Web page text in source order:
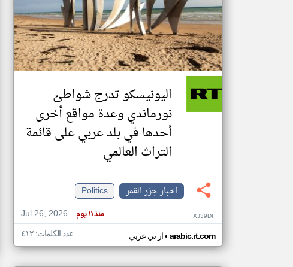
اليونيسكو تدرج شواطئ
نورماندي وعدة مواقع أخرى
أحدها في بلد عربي على قائمة
التراث العالمي
اخبار جزر القمر
Politics
Jul 26, 2026
منذ ١١ يوم XJ39DF
ار تي عربي• arabic.rt.com عدد الكلمات: ٤١٢